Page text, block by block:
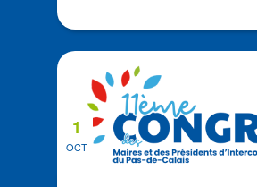
OCT
1